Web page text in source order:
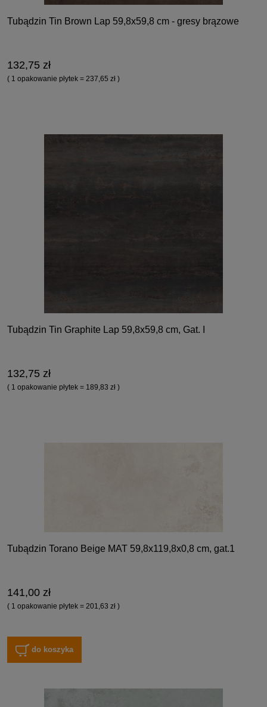
Tubądzin Tin Brown Lap 59,8x59,8 cm - gresy brązowe
132,75 zł
( 1 opakowanie płytek = 237,65 zł )
Tubądzin Tin Graphite Lap 59,8x59,8 cm, Gat. I
132,75 zł
( 1 opakowanie płytek = 189,83 zł )
Tubądzin Torano Beige MAT 59,8x119,8x0,8 cm, gat.1
141,00 zł
( 1 opakowanie płytek = 201,63 zł )
do koszyka